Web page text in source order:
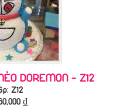
DOREMON - Z12
Z12
₫